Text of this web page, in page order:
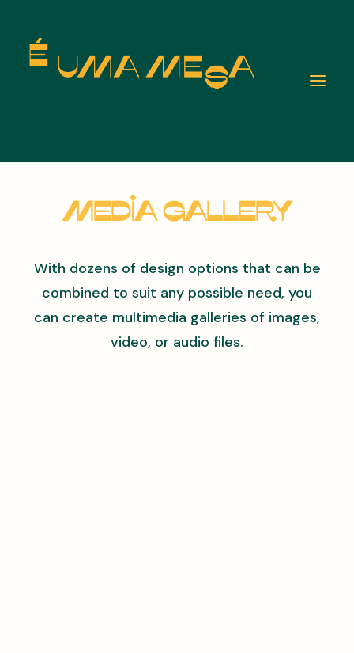
Media Gallery
With dozens of design options that can be
combined to suit any possible need, you
can create multimedia galleries of images,
video, or audio files.